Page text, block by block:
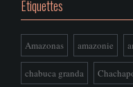
Étiquettes
Amazonas amazonie
chabuca granda